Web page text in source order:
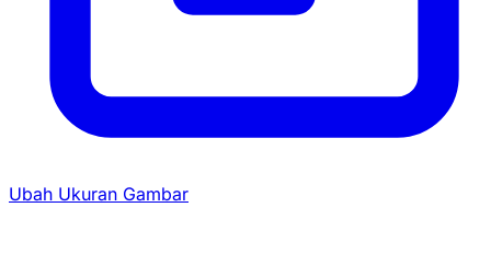
Ubah Ukuran Gambar